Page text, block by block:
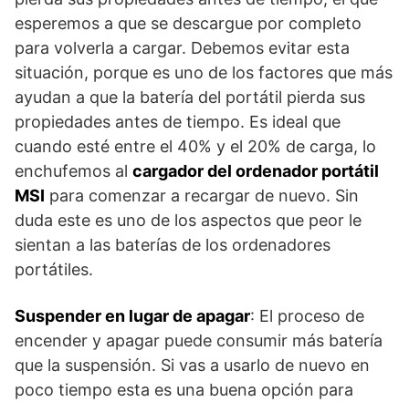
esperemos a que se descargue por completo
para volverla a cargar. Debemos evitar esta
situación, porque es uno de los factores que más
ayudan a que la batería del portátil pierda sus
propiedades antes de tiempo. Es ideal que
cuando esté entre el 40% y el 20% de carga, lo
enchufemos al cargador del ordenador portátil
MSI para comenzar a recargar de nuevo. Sin
duda este es uno de los aspectos que peor le
sientan a las baterías de los ordenadores
portátiles.
Suspender en lugar de apagar: El proceso de
encender y apagar puede consumir más batería
que la suspensión. Si vas a usarlo de nuevo en
poco tiempo esta es una buena opción para